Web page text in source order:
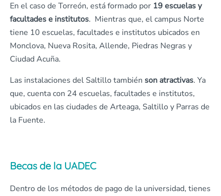
En el caso de Torreón, está formado por 19 escuelas y
facultades e institutos. Mientras que, el campus Norte
tiene 10 escuelas, facultades e institutos ubicados en
Monclova, Nueva Rosita, Allende, Piedras Negras y
Ciudad Acuña.
Las instalaciones del Saltillo también son atractivas. Ya
que, cuenta con 24 escuelas, facultades e institutos,
ubicados en las ciudades de Arteaga, Saltillo y Parras de
la Fuente.
Becas de la UADEC
Dentro de los métodos de pago de la universidad, tienes